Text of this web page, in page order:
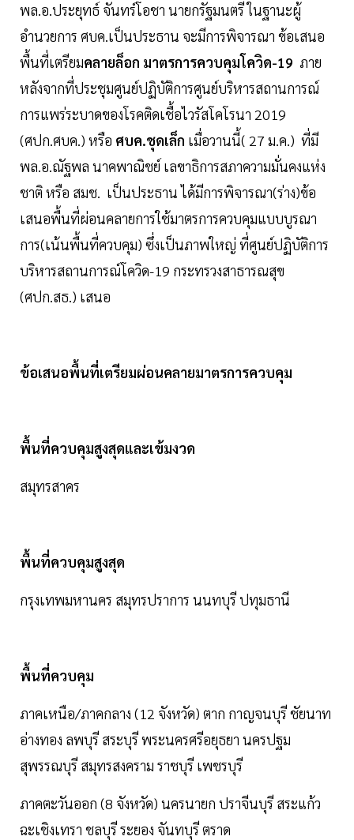
พล.อ.ประยุทธ์ จันทร์โอชา นายกรัฐมนตรี ในฐานะผู้
อำนวยการ ศบค.เป็นประธาน จะมีการพิจารณา ข้อเสนอ
พื้นที่เตรียมคลายล็อก มาตรการควบคุมโควิด-19 ภาย
หลังจากที่ประชุมศูนย์ปฏิบัติการศูนย์บริหารสถานการณ์
การแพร่ระบาดของโรคติดเชื้อไวรัสโคโรนา 2019
(ศปก.ศบค.) หรือ ศบค.ชุดเล็ก เมื่อวานนี้( 27 ม.ค.) ที่มี
พล.อ.ณัฐพล นาคพาณิชย์ เลขาธิการสภาความมั่นคงแห่ง
ชาติ หรือ สมช. เป็นประธาน ได้มีการพิจารณา(ร่าง)ข้อ
เสนอพื้นที่ผ่อนคลายการใช้มาตรการควบคุมแบบบูรณา
การ(เน้นพื้นที่ควบคุม) ซึ่งเป็นภาพใหญ่ ที่ศูนย์ปฏิบัติการ
บริหารสถานการณ์โควิด-19 กระทรวงสาธารณสุข
(ศปก.สธ.) เสนอ
ข้อเสนอพื้นที่เตรียมผ่อนคลายมาตรการควบคุม
พื้นที่ควบคุมสูงสุดและเข้มงวด
สมุทรสาคร
พื้นที่ควบคุมสูงสุด
กรุงเทพมหานคร สมุทรปราการ นนทบุรี ปทุมธานี
พื้นที่ควบคุม
ภาคเหนือ/ภาคกลาง (12 จังหวัด) ตาก กาญจนบุรี ชัยนาท
อ่างทอง ลพบุรี สระบุรี พระนครศรีอยุธยา นครปฐม
สุพรรณบุรี สมุทรสงคราม ราชบุรี เพชรบุรี
ภาคตะวันออก (8 จังหวัด) นครนายก ปราจีนบุรี สระแก้ว
ฉะเชิงเทรา ชลบุรี ระยอง จันทบุรี ตราด